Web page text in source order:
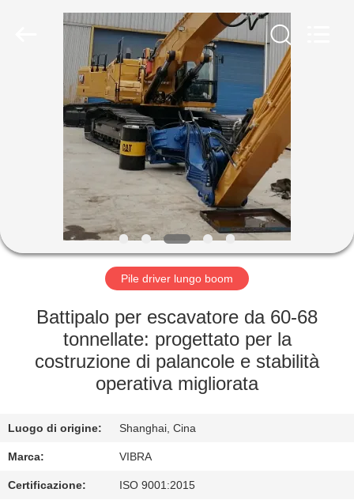
PRODOTTI
MANIFESTAZIONE
VR
NOI
GIRO
CONTROLLO
DI
Pile driver lungo boom
Battipalo per escavatore da 60-68
tonnellate: progettato per la
costruzione di palancole e stabilità
operativa migliorata
Luogo di origine: Shanghai, Cina
Marca: VIBRA
Certificazione: ISO 9001:2015